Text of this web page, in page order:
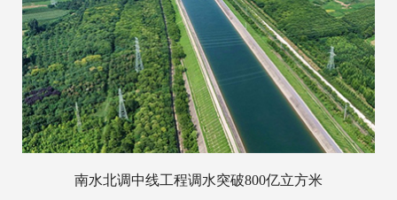
南水北调中线工程调水突破800亿立方米